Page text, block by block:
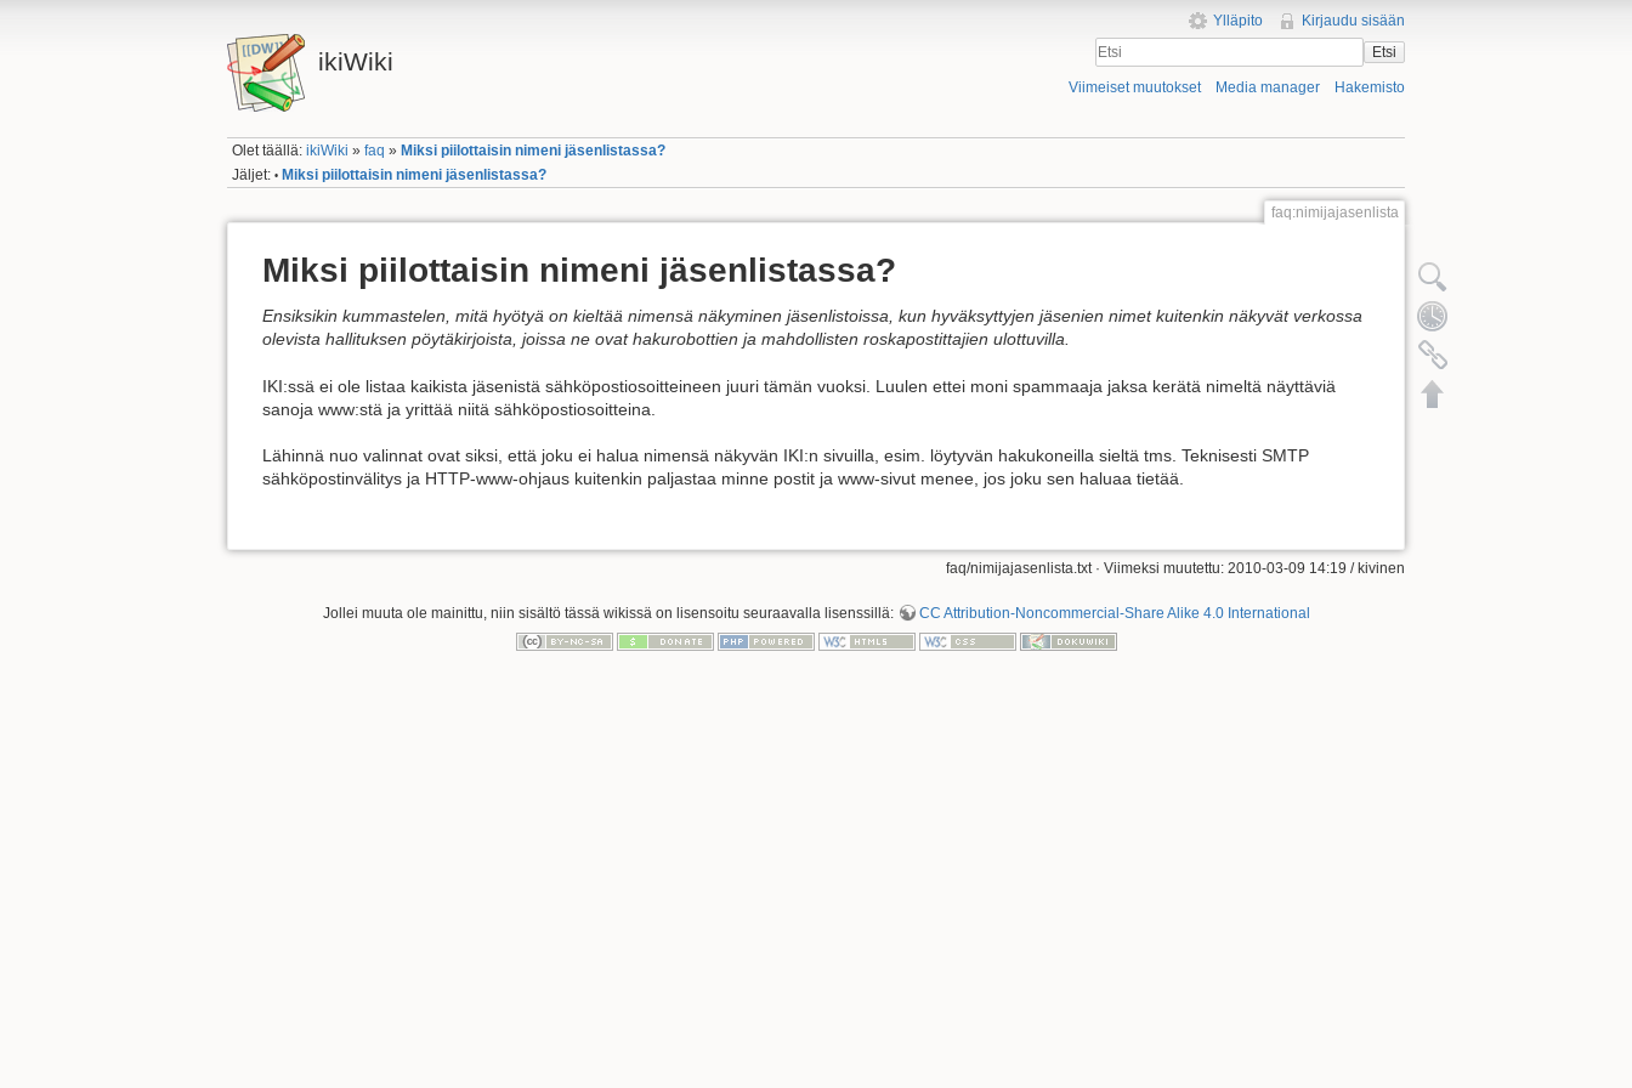
ikiWiki
Ylläpito
Kirjaudu sisään
Etsi
Viimeiset muutokset Media manager Hakemisto
Olet täällä:ikiWiki »faq » Miksi piilottaisin nimeni jäsenlistassa?
Jäljet: • Miksi piilottaisin nimeni jäsenlistassa?
faq:nimijajasenlista
Miksi piilottaisin nimeni jäsenlistassa?
Ensiksikin kummastelen, mitä hyötyä on kieltää nimensä näkyminen jäsenlistoissa, kun hyväksyttyjen jäsenien nimet kuitenkin näkyvät verkossa
olevista hallituksen pöytäkirjoista, joissa ne ovat hakurobottien ja mahdollisten roskapostittajien ulottuvilla.
IKI:ssä ei ole listaa kaikista jäsenistä sähköpostiosoitteineen juuri tämän vuoksi. Luulen ettei moni spammaaja jaksa kerätä nimeltä näyttäviä
sanoja www:stä ja yrittää niitä sähköpostiosoitteina.
Lähinnä nuo valinnat ovat siksi, että joku ei halua nimensä näkyvän IKI:n sivuilla, esim. löytyvän hakukoneilla sieltä tms. Teknisesti SMTP
sähköpostinvälitys ja HTTP-www-ohjaus kuitenkin paljastaa minne postit ja www-sivut menee, jos joku sen haluaa tietää.
faq/nimijajasenlista.txt· Viimeksi muutettu: 2010-03-09 14:19 / kivinen
Jollei muuta ole mainittu, niin sisältö tässä wikissä on lisensoitu seuraavalla lisenssillä: CC Attribution-Noncommercial-Share Alike 4.0 International